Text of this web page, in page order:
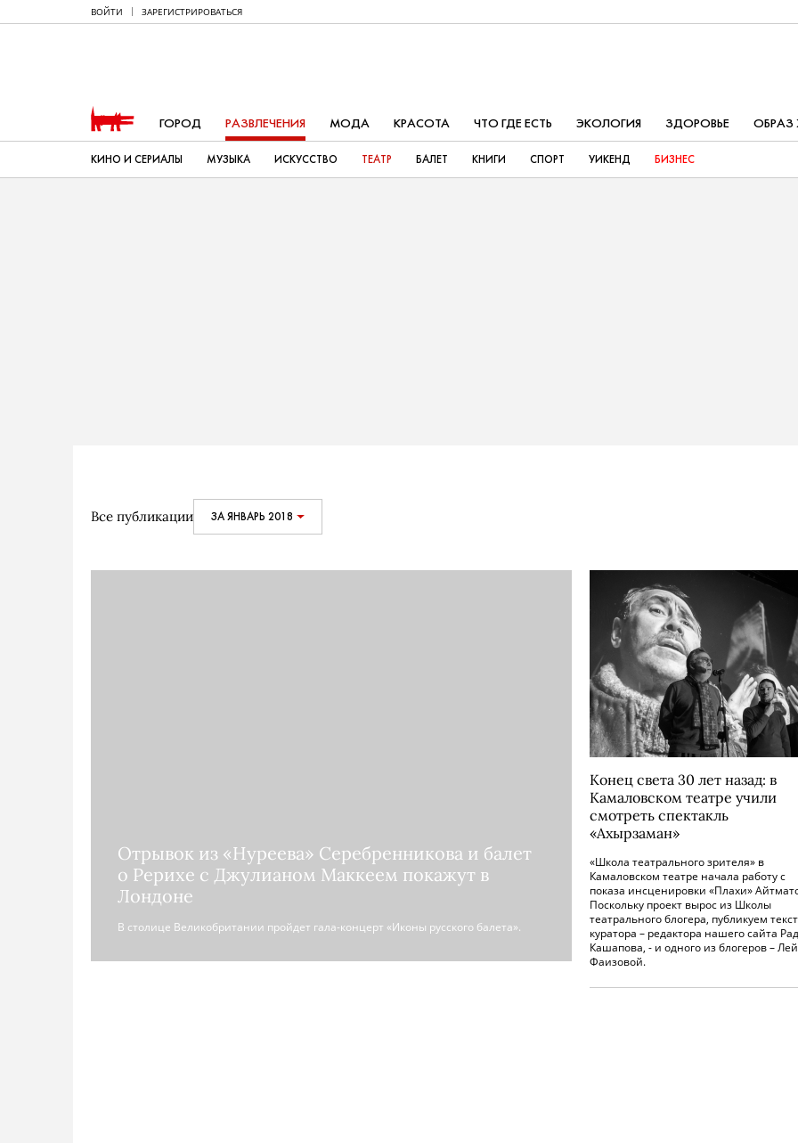
ВОЙТИ ЗАРЕГИСТРИРОВАТЬСЯ
ГОРОД РАЗВЛЕЧЕНИЯ МОДА КРАСОТА ЧТО ГДЕ ЕСТЬ ЭКОЛОГИЯ ЗДОРОВЬЕ
КИНО И СЕРИАЛЫ МУЗЫКА ИСКУССТВО ТЕАТР БАЛЕТ КНИГИ СПОРТ УИКЕНД БИЗНЕС
Все публикации ЗА ЯНВАРЬ 2018
Отрывок из «Нуреева» Серебренникова и балет
о Рерихе с Джулианом Маккеем покажут в
Лондоне
В столице Великобритании пройдет гала-концерт «Иконы русского балета».
Конец света 30 лет назад: в
Камаловском театре учили
смотреть спектакль
«Ахырзаман»
«Школа театрального зрителя» в
Камаловском театре начала работу с
показа инсценировки «Плахи»
Поскольку проект вырос из Школы
театрального блогера, публикуем
куратора – редактора нашего сайта
Кашапова, - и одного из блогеров –
Фаизовой.